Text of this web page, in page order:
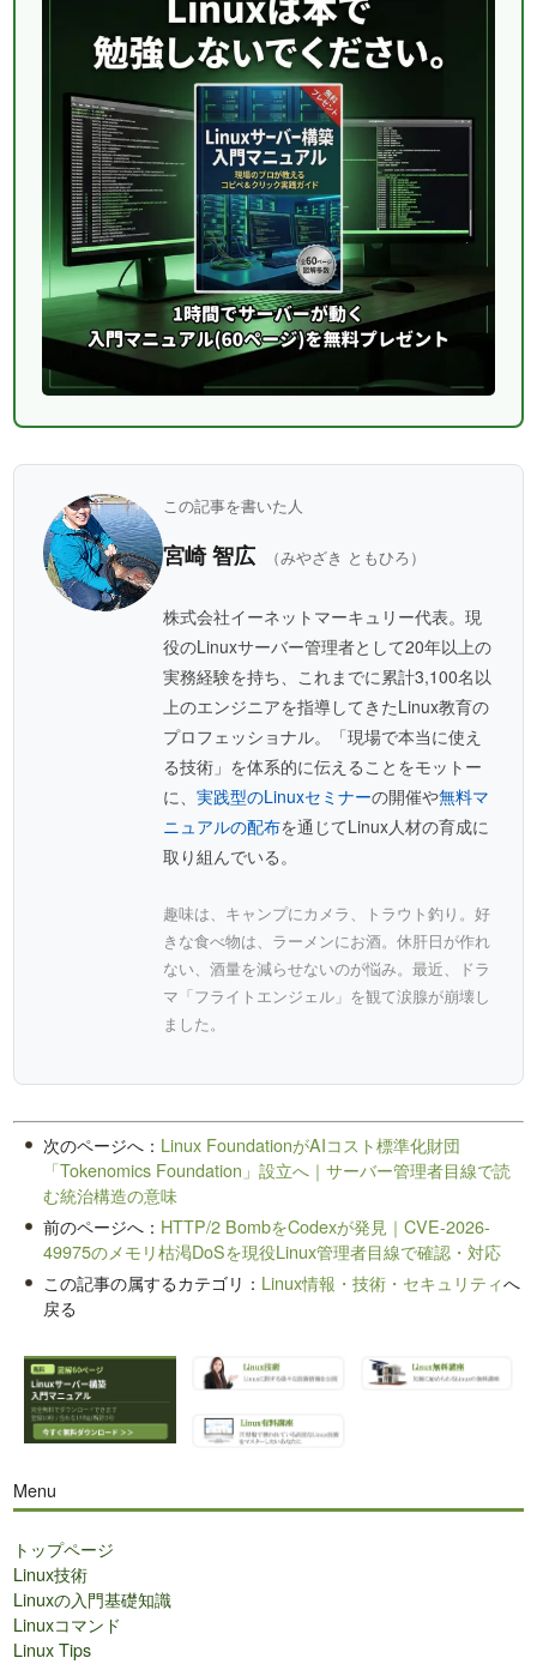
この記事を書いた人
宮崎 智広 （みやざき ともひろ）
株式会社イーネットマーキュリー代表。現
役のLinuxサーバー管理者として20年以上の
実務経験を持ち、これまでに累計3,100名以
上のエンジニアを指導してきたLinux教育の
プロフェッショナル。「現場で本当に使え
る技術」を体系的に伝えることをモットー
に、実践型のLinuxセミナーの開催や無料マ
ニュアルの配布を通じてLinux人材の育成に
取り組んでいる。
趣味は、キャンプにカメラ、トラウト釣り。好
きな食べ物は、ラーメンにお酒。休肝日が作れ
ない、酒量を減らせないのが悩み。最近、ドラ
マ「フライトエンジェル」を観て涙腺が崩壊し
ました。
次のページへ： Linux FoundationがAIコスト標準化財団
「Tokenomics Foundation」設立へ｜サーバー管理者目線で読
む統治構造の意味
前のページへ： HTTP/2 BombをCodexが発見｜CVE-2026-
49975のメモリ枯渇DoSを現役Linux管理者目線で確認・対応
この記事の属するカテゴリ： Linux情報・技術・セキュリティへ
戻る
Menu
トップページ
Linux技術
Linuxの入門基礎知識
Linuxコマンド
Linux Tips